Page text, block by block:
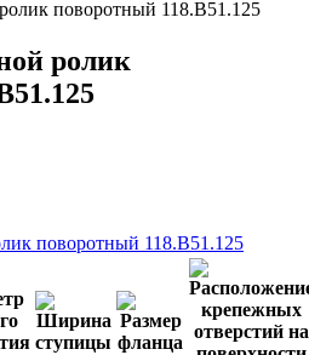
поворотный 118.B51.125
ролик